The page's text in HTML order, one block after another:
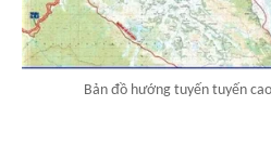
Bản đồ hướng tuyến tuyến